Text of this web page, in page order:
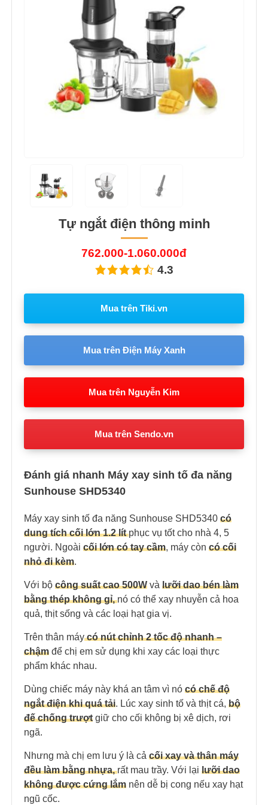
Tự ngắt điện thông minh
762.000-1.060.000đ
4.3
Mua trên Tiki.vn
Mua trên Điện Máy Xanh
Mua trên Nguyễn Kim
Mua trên Sendo.vn
Đánh giá nhanh Máy xay sinh tố đa năng
Sunhouse SHD5340
Máy xay sinh tố đa năng Sunhouse SHD5340 có
dung tích cối lớn 1.2 lít phục vụ tốt cho nhà 4, 5
người. Ngoài cối lớn có tay cầm, máy còn có cối
nhỏ đi kèm.
Với bộ công suất cao 500W và lưỡi dao bén làm
bằng thép không gỉ,nó có thể xay nhuyễn cả hoa
quả, thịt sống và các loại hạt gia vị.
Trên thân máycó nút chỉnh 2 tốc độ nhanh –
chậm để chị em sử dụng khi xay các loại thực
phẩm khác nhau.
Dùng chiếc máy này khá an tâm vì nó có chế độ
ngắt điện khi quá tải. Lúc xay sinh tố và thịt cá, bộ
đế chống trượt giữ cho cối không bị xê dịch, rơi
ngã.
Nhưng mà chị em lưu ý là cả cối xay và thân máy
đều làm bằng nhựa,rất mau trầy. Với lại lưỡi dao
không được cứng lắm nên dễ bị cong nếu xay hạt
ngũ cốc.